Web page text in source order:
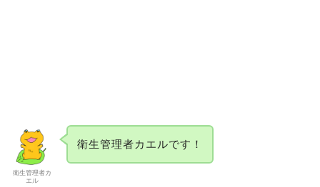
衛生管理者カ
エル
衛生管理者カエルです！